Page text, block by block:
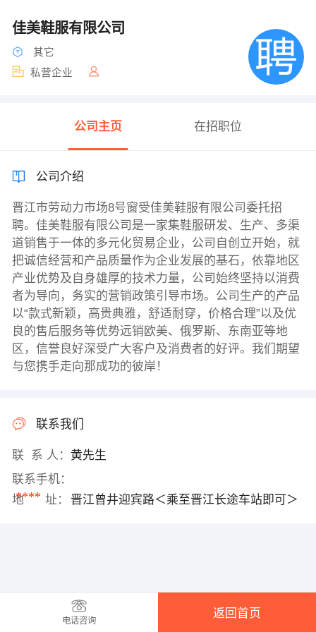
佳美鞋服有限公司
其它
私营企业
公司主页 在招职位
公司介绍
晋江市劳动力市场8号窗受佳美鞋服有限公司委托招
聘。佳美鞋服有限公司是一家集鞋服研发、生产、多渠
道销售于一体的多元化贸易企业，公司自创立开始，就
把诚信经营和产品质量作为企业发展的基石，依靠地区
产业优势及自身雄厚的技术力量，公司始终坚持以消费
者为导向，务实的营销政策引导市场。公司生产的产品
以“款式新颖，高贵典雅，舒适耐穿，价格合理”以及优
良的售后服务等优势远销欧美、俄罗斯、东南亚等地
区，信誉良好深受广大客户及消费者的好评。我们期望
与您携手走向那成功的彼岸！
联系我们
联 系 人： 黄先生
联系手机：
****
地 址： 晋江曾井迎宾路＜乘至晋江长途车站即可＞
电话咨询
返回首页